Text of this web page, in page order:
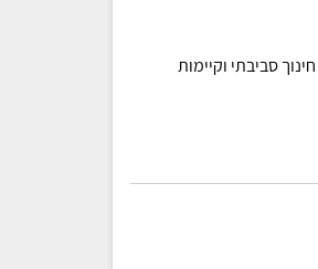
סביבתי וקיימות